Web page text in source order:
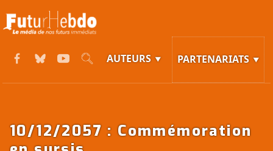
AUTEURS PARTENARIATS
10/12/2057 : Commémoration